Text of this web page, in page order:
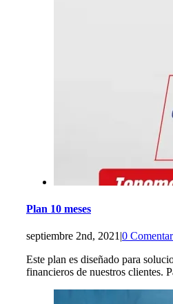
Plan 10 meses
septiembre 2nd, 2021 |0
Este plan es diseñado para
financieros de nuestros clientes.